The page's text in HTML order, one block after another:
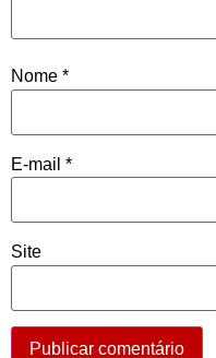
Nome *
E-mail *
Site